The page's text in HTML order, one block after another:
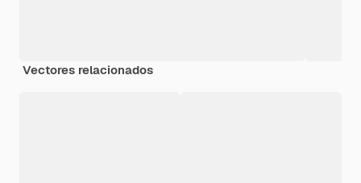
Vectores relacionados